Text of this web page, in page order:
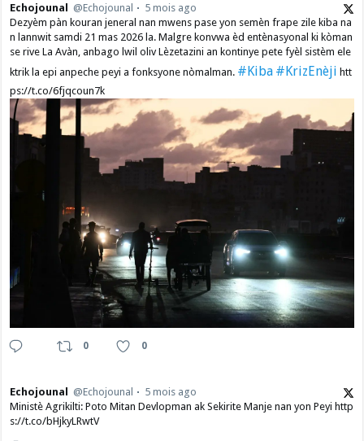
Echojounal @Echojounal
5 mois ago
Dezyèm pàn kouran jeneral nan mwens pase yon semèn frape zile kiba na
n lannwit samdi 21 mas 2026 la. Malgre konvwa èd entènasyonal ki kòman
se rive La Avàn, anbago lwil oliv Lèzetazini an kontinye pete fyèl sistèm ele
ktrik la epi anpeche peyi a fonksyone nòmalman. #Kiba #KrizEnèji htt
ps://t.co/6fjqcoun7k
0 0
Echojounal @Echojounal
5 mois ago
Ministè Agrikilti: Poto Mitan Devlopman ak Sekirite Manje nan yon Peyi http
s://t.co/bHjkyLRwtV